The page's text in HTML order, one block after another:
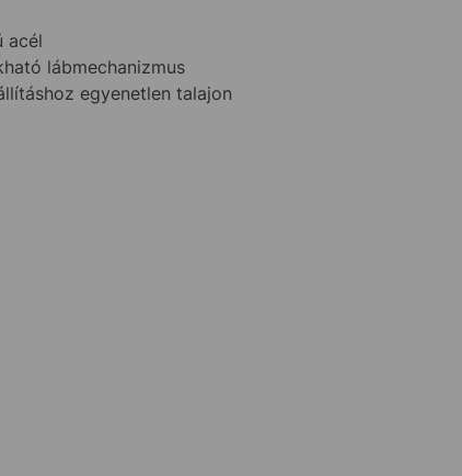
acél
lábmechanizmus
egyenetlen talajon